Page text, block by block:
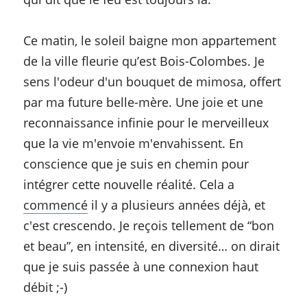
Ce matin, le soleil baigne mon appartement
de la ville fleurie qu’est Bois-Colombes. Je
sens l'odeur d'un bouquet de mimosa, offert
par ma future belle-mère. Une joie et une
reconnaissance infinie pour le merveilleux
que la vie m'envoie m'envahissent. En
conscience que je suis en chemin pour
commencé il y a plusieurs années déjà, et
c'est crescendo. Je reçois tellement de “bon
et beau”, en intensité, en diversité… on dirait
que je suis passée à une connexion haut
débit ;-)